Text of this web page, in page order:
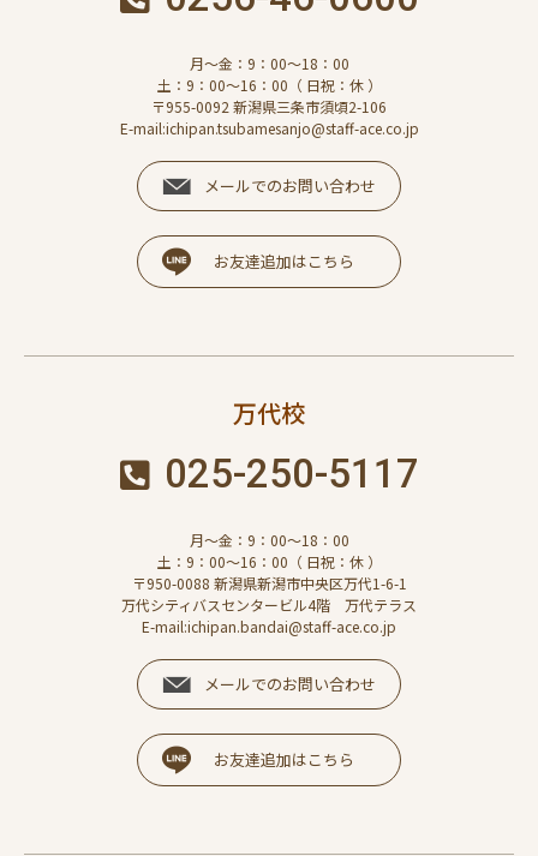
月～金：9：00～18：00
土：9：00～16：00（ 日祝：休 ）
〒955-0092 新潟県三条市須頃2-106
E-mail:ichipan.tsubamesanjo@staff-ace.co.jp
メールでのお問い合わせ
お友達追加はこちら
万代校
025-250-5117
月～金：9：00～18：00
土：9：00～16：00（ 日祝：休 ）
〒950-0088 新潟県新潟市中央区万代1-6-1
万代シティバスセンタービル4階 万代テラス
E-mail:ichipan.bandai@staff-ace.co.jp
メールでのお問い合わせ
お友達追加はこちら